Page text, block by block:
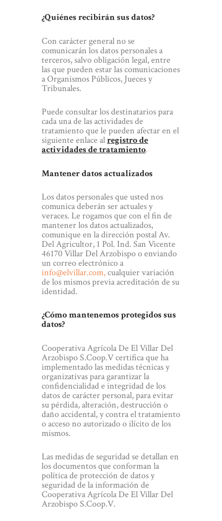
¿Quiénes recibirán sus datos?
Con carácter general no se
comunicarán los datos personales a
terceros, salvo obligación legal, entre
las que pueden estar las comunicaciones
a Organismos Públicos, Jueces y
Tribunales.
Puede consultar los destinatarios para
cada una de las actividades de
tratamiento que le pueden afectar en el
siguiente enlace alregistro de
actividades de tratamiento.
Mantener datos actualizados
Los datos personales que usted nos
comunica deberán ser actuales y
veraces. Le rogamos que con el fin de
mantener los datos actualizados,
comunique en la dirección postal Av.
Del Agricultor, 1 Pol. Ind. San Vicente
46170 Villar Del Arzobispo o enviando
un correo electrónico a
info@elvillar.com,cualquier variación
de los mismos previa acreditación de su
identidad.
¿Cómo mantenemos protegidos sus
datos?
Cooperativa Agrícola De El Villar Del
Arzobispo S.Coop.V certifica que ha
implementado las medidas técnicas y
organizativas para garantizar la
confidencialidad e integridad de los
datos de carácter personal, para evitar
su pérdida, alteración, destrucción o
daño accidental, y contra el tratamiento
o acceso no autorizado o ilícito de los
mismos.
Las medidas de seguridad se detallan en
los documentos que conforman la
política de protección de datos y
seguridad de la información de
Cooperativa Agrícola De El Villar Del
Arzobispo S.Coop.V.